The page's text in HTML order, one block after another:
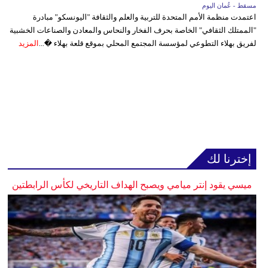
مسقط - عُمان اليوم
اعتمدت منظمة الأمم المتحدة للتربية والعلم والثقافة "اليونسكو" مبادرة
"الممتلك الثقافي" الخاصة بحرف الفخار والنحاس والمعادن والصناعات الخشبية
لفريق بهلاء التطوعي لمؤسسة المجتمع المحلي بموقع قلعة بهلاء �... المزيد
إخترنا لك
ميسي يقود إنتر ميامي ويصبح الهداف التاريخي لكأس الرابطتين